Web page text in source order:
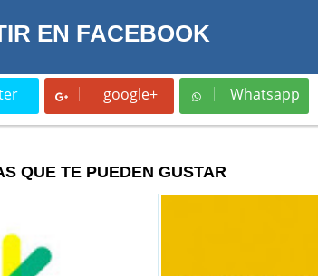
EN FACEBOOK
google+ Whatsapp
Whatsapp
QUE TE PUEDEN GUSTAR